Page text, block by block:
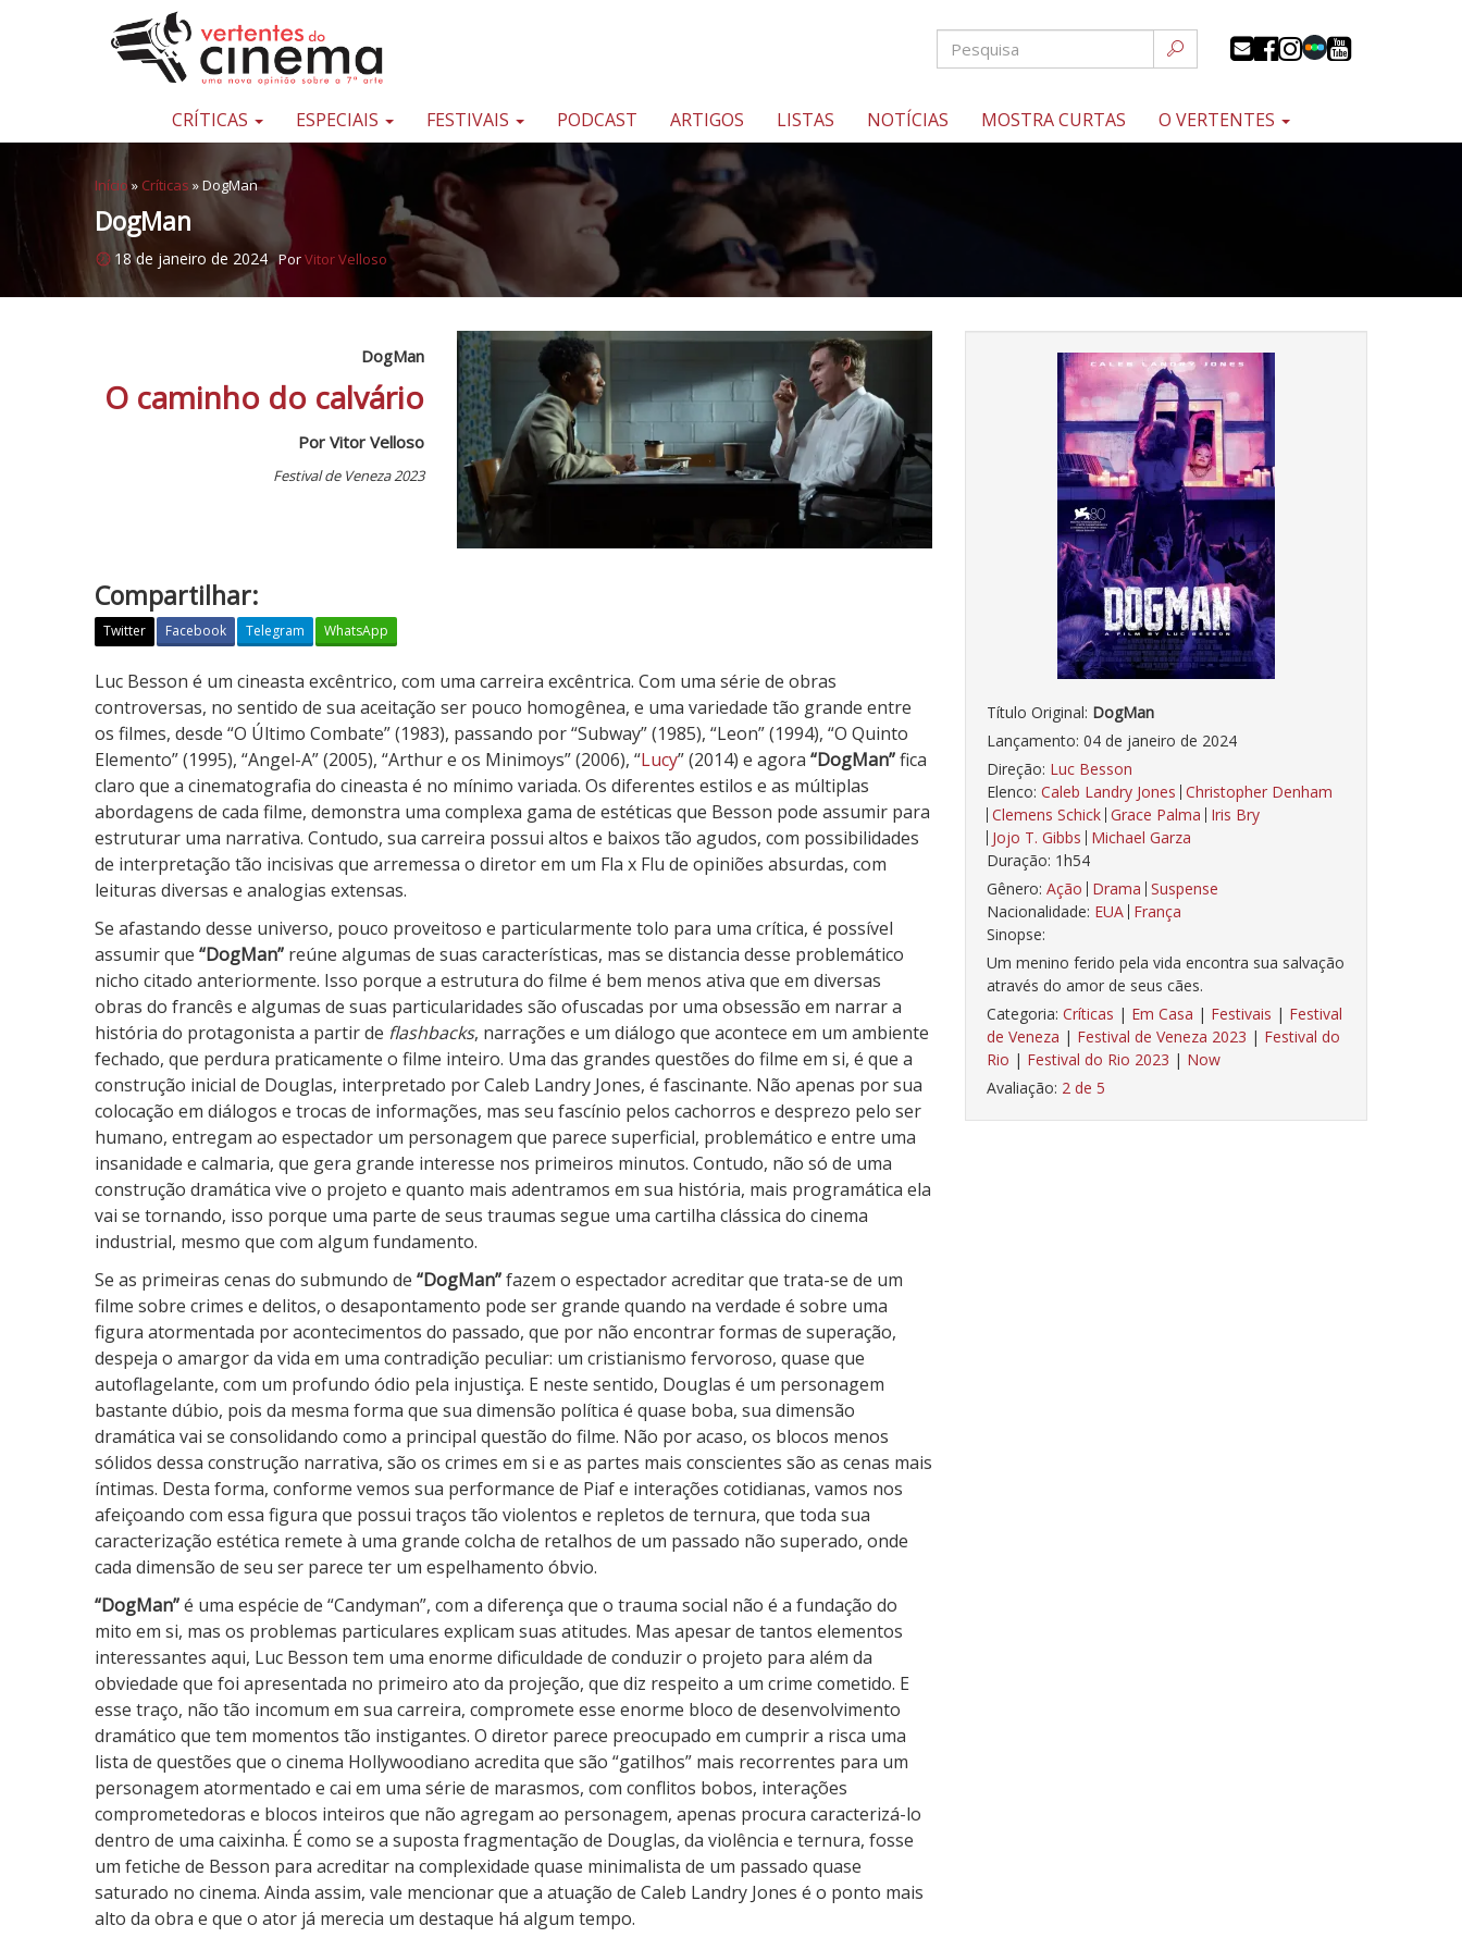
Pular para o conteúdo
Uma
sobre
sétima
arte
CRÍTICAS ESPECIAIS FESTIVAIS PODCAST ARTIGOS LISTAS NOTÍCIAS MOSTRA CURTAS O VERTENTES
Início » Críticas »DogMan
DogMan
18 de janeiro de 2024 PorVitor Velloso
Título Original: DogMan
Lançamento: 04 de janeiro de 2024
Direção: Luc Besson
Elenco: Caleb Landry Jones Christopher Denham
Clemens Schick Grace Palma Iris Bry
Jojo T. Gibbs Michael Garza
Duração: 1h54
Gênero: Ação Drama Suspense
Nacionalidade: EUA França
Sinopse:
Um menino ferido pela vida encontra sua salvação
através do amor de seus cães.
Categoria: Críticas | Em Casa | Festivais | Festival
de Veneza | Festival de Veneza 2023 | Festival do
Rio | Festival do Rio 2023 | Now
Avaliação: 2 de 5
DogMan
O caminho do calvário
Por Vitor Velloso
Festival de Veneza 2023
Compartilhar:
Twitter Facebook Telegram WhatsApp
D
o
g
M
a
n
Luc Besson é um cineasta excêntrico, com uma carreira excêntrica. Com uma série de obras
controversas, no sentido de sua aceitação ser pouco homogênea, e uma variedade tão grande entre
os filmes, desde “O Último Combate” (1983), passando por “Subway” (1985), “Leon” (1994), “O Quinto
Elemento” (1995), “Angel-A” (2005), “Arthur e os Minimoys” (2006), “Lucy” (2014) e agora “DogMan”fica
claro que a cinematografia do cineasta é no mínimo variada. Os diferentes estilos e as múltiplas
abordagens de cada filme, demonstra uma complexa gama de estéticas que Besson pode assumir para
estruturar uma narrativa. Contudo, sua carreira possui altos e baixos tão agudos, com possibilidades
de interpretação tão incisivas que arremessa o diretor em um Fla x Flu de opiniões absurdas, com
leituras diversas e analogias extensas.
Se afastando desse universo, pouco proveitoso e particularmente tolo para uma crítica, é possível
assumir que “DogMan” reúne algumas de suas características, mas se distancia desse problemático
nicho citado anteriormente. Isso porque a estrutura do filme é bem menos ativa que em diversas
obras do francês e algumas de suas particularidades são ofuscadas por uma obsessão em narrar a
história do protagonista a partir de flashbacks, narrações e um diálogo que acontece em um ambiente
fechado, que perdura praticamente o filme inteiro. Uma das grandes questões do filme em si, é que a
construção inicial de Douglas, interpretado por Caleb Landry Jones, é fascinante. Não apenas por sua
colocação em diálogos e trocas de informações, mas seu fascínio pelos cachorros e desprezo pelo ser
humano, entregam ao espectador um personagem que parece superficial, problemático e entre uma
insanidade e calmaria, que gera grande interesse nos primeiros minutos. Contudo, não só de uma
construção dramática vive o projeto e quanto mais adentramos em sua história, mais programática ela
vai se tornando, isso porque uma parte de seus traumas segue uma cartilha clássica do cinema
industrial, mesmo que com algum fundamento.
Se as primeiras cenas do submundo de “DogMan”fazem o espectador acreditar que trata-se de um
filme sobre crimes e delitos, o desapontamento pode ser grande quando na verdade é sobre uma
figura atormentada por acontecimentos do passado, que por não encontrar formas de superação,
despeja o amargor da vida em uma contradição peculiar: um cristianismo fervoroso, quase que
autoflagelante, com um profundo ódio pela injustiça. E neste sentido, Douglas é um personagem
bastante dúbio, pois da mesma forma que sua dimensão política é quase boba, sua dimensão
dramática vai se consolidando como a principal questão do filme. Não por acaso, os blocos menos
sólidos dessa construção narrativa, são os crimes em si e as partes mais conscientes são as cenas mais
íntimas. Desta forma, conforme vemos sua performance de Piaf e interações cotidianas, vamos nos
afeiçoando com essa figura que possui traços tão violentos e repletos de ternura, que toda sua
caracterização estética remete à uma grande colcha de retalhos de um passado não superado, onde
cada dimensão de seu ser parece ter um espelhamento óbvio.
“DogMan”é uma espécie de “Candyman”, com a diferença que o trauma social não é a fundação do
mito em si, mas os problemas particulares explicam suas atitudes. Mas apesar de tantos elementos
interessantes aqui, Luc Besson tem uma enorme dificuldade de conduzir o projeto para além da
obviedade que foi apresentada no primeiro ato da projeção, que diz respeito a um crime cometido. E
esse traço, não tão incomum em sua carreira, compromete esse enorme bloco de desenvolvimento
dramático que tem momentos tão instigantes. O diretor parece preocupado em cumprir a risca uma
lista de questões que o cinema Hollywoodiano acredita que são “gatilhos” mais recorrentes para um
personagem atormentado e cai em uma série de marasmos, com conflitos bobos, interações
comprometedoras e blocos inteiros que não agregam ao personagem, apenas procura caracterizá-lo
dentro de uma caixinha. É como se a suposta fragmentação de Douglas, da violência e ternura, fosse
um fetiche de Besson para acreditar na complexidade quase minimalista de um passado quase
saturado no cinema. Ainda assim, vale mencionar que a atuação de Caleb Landry Jones é o ponto mais
alto da obra e que o ator já merecia um destaque há algum tempo.